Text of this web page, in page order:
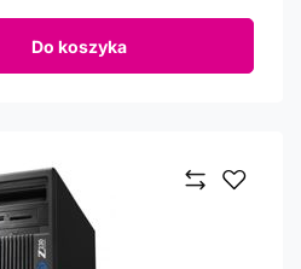
Do koszyka